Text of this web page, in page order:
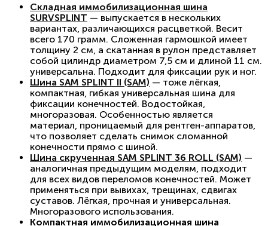
Складная иммобилизационная шина
SURVSPLINT — выпускается в нескольких
вариантах, различающихся расцветкой. Весит
всего 170 грамм. Сложенная гармошкой имеет
толщину 2 см, а скатанная в рулон представляет
собой цилиндр диаметром 7,5 см и длиной 11 см.
универсальна. Подходит для фиксации рук и ног.
Шина SAM SPLINT II (SAM) — тоже лёгкая,
компактная, гибкая универсальная шина для
фиксации конечностей. Водостойкая,
многоразовая. Особенностью является
материал, проницаемый для рентген-аппаратов,
что позволяет сделать снимок сломанной
конечности прямо с шиной.
Шина скрученная SAM SPLINT 36 ROLL (SAM) —
аналогичная предыдущим моделям, подходит
для всех видов переломов конечностей. Может
применяться при вывихах, трещинах, сдвигах
суставов. Лёгкая, прочная и универсальная.
Многоразового использования.
Компактная иммобилизационная шина